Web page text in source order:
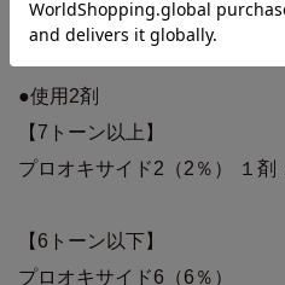
◎フローラルフルーティの香り
●使用2剤
【7トーン以上】
プロオキサイド2（2％） １剤
【6トーン以下】
プロオキサイド6（6％）